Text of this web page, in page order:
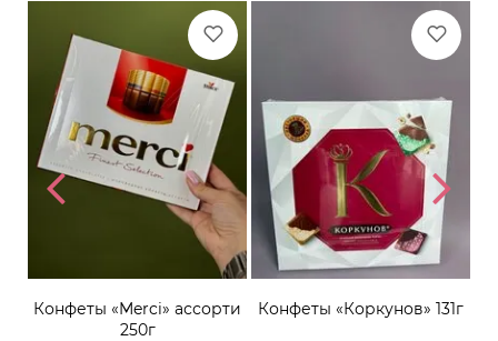
Конфеты «Merci» ассорти
250г
Конфеты «Коркунов» 131г